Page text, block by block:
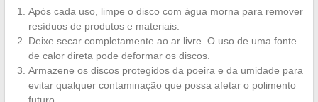
Após cada uso, limpe o disco com água morna para remover
resíduos de produtos e materiais.
Deixe secar completamente ao ar livre. O uso de uma fonte
de calor direta pode deformar os discos.
Armazene os discos protegidos da poeira e da umidade para
evitar qualquer contaminação que possa afetar o polimento